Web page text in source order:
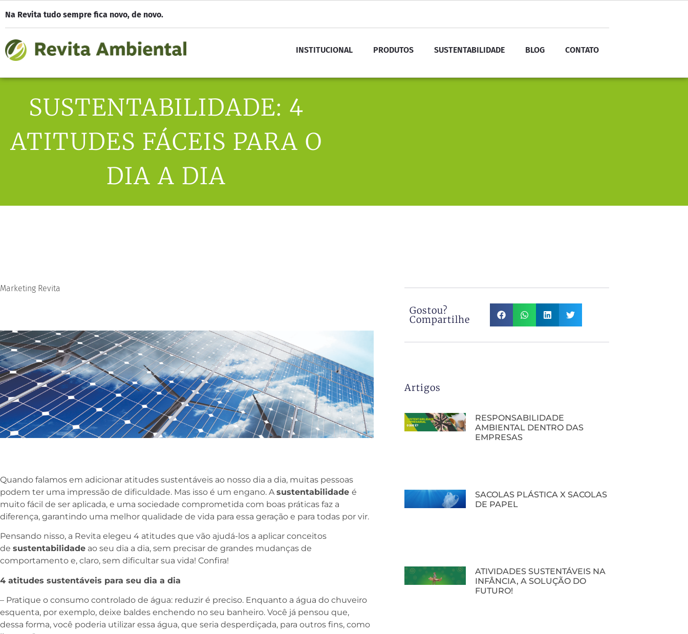
Na Revita tudo sempre fica novo, de novo.
INSTITUCIONAL PRODUTOS SUSTENTABILIDADE BLOG CONTATO
SUSTENTABILIDADE: 4
ATITUDES FÁCEIS PARA O
DIA A DIA
Marketing Revita
Quando falamos em adicionar atitudes sustentáveis ao nosso dia a dia, muitas pessoas
podem ter uma impressão de dificuldade. Mas isso é um engano. Asustentabilidade é
muito fácil de ser aplicada, e uma sociedade comprometida com boas práticas faz a
diferença, garantindo uma melhor qualidade de vida para essa geração e para todas por vir.
Pensando nisso, a Revita elegeu 4 atitudes que vão ajudá-los a aplicar conceitos
de sustentabilidade ao seu dia a dia, sem precisar de grandes mudanças de
comportamento e, claro, sem dificultar sua vida! Confira!
4 atitudes sustentáveis para seu dia a dia
– Pratique o consumo controlado de água: reduzir é preciso. Enquanto a água do chuveiro
esquenta, por exemplo, deixe baldes enchendo no seu banheiro. Você já pensou que,
dessa forma, você poderia utilizar essa água, que seria desperdiçada, para outros fins, como
Gostou?
Compartilhe
Artigos
RESPONSABILIDADE
AMBIENTAL DENTRO DAS
EMPRESAS
SACOLAS PLÁSTICA X SACOLAS
DE PAPEL
ATIVIDADES SUSTENTÁVEIS NA
INFÂNCIA, A SOLUÇÃO DO
FUTURO!